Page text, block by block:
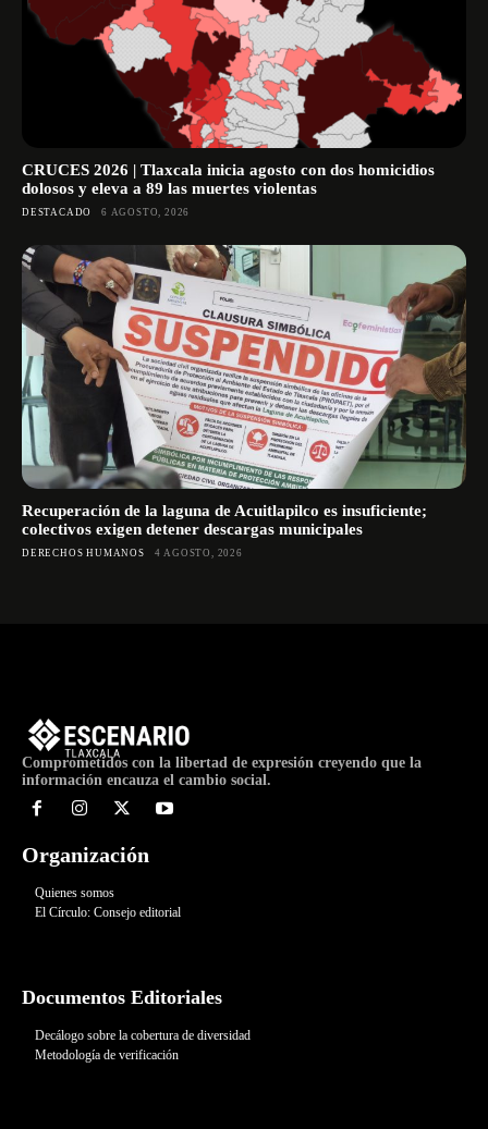
CRUCES 2026 | Tlaxcala inicia agosto con dos homicidios
dolosos y eleva a 89 las muertes violentas
DESTACADO 6 AGOSTO, 2026
Recuperación de la laguna de Acuitlapilco es insuficiente;
colectivos exigen detener descargas municipales
DERECHOS HUMANOS 4 AGOSTO, 2026
Comprometidos con la libertad de expresión creyendo que la
información encauza el cambio social.
Organización
Quienes somos
El Círculo: Consejo editorial
Documentos Editoriales
Decálogo sobre la cobertura de diversidad
Metodología de verificación